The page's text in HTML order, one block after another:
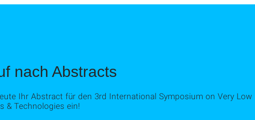
nach Abstracts
Ihr Abstract für den 3rd International Symposium on Very Low
& Technologies ein!